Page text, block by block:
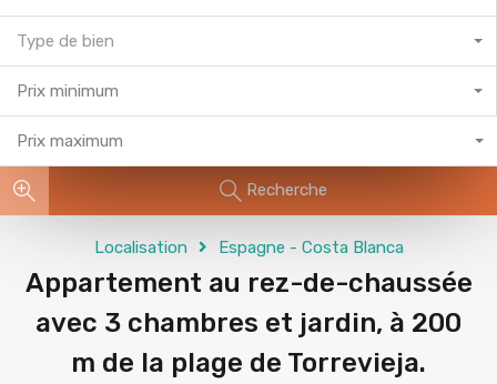
Type de bien
Prix minimum
Prix maximum
Recherche
Localisation Espagne - Costa Blanca
Appartement au rez-de-chaussée
avec 3 chambres et jardin, à 200
m de la plage de Torrevieja.